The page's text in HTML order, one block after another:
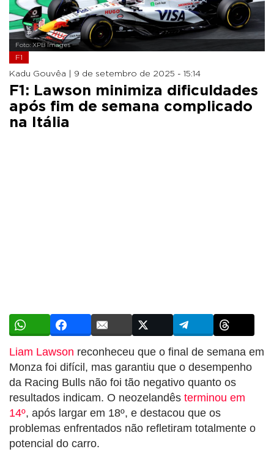
Foto: XPB Images
F1
Kadu Gouvêa | 9 de setembro de 2025 - 15:14
F1: Lawson minimiza dificuldades
após fim de semana complicado
na Itália
Liam Lawson reconheceu que o final de semana em
Monza foi difícil, mas garantiu que o desempenho
da Racing Bulls não foi tão negativo quanto os
resultados indicam. O neozelandês terminou em
14º, após largar em 18º, e destacou que os
problemas enfrentados não refletiram totalmente o
potencial do carro.